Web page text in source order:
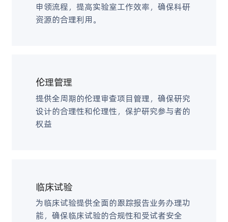
申领流程，提高实验室工作效率，确保科研
资源的合理利用。
伦理管理
提供全周期的伦理审查项目管理，确保研究
设计的合理性和伦理性，保护研究参与者的
权益
临床试验
为临床试验提供全面的跟踪报告业务办理功
能，确保临床试验的合规性和受试者安全